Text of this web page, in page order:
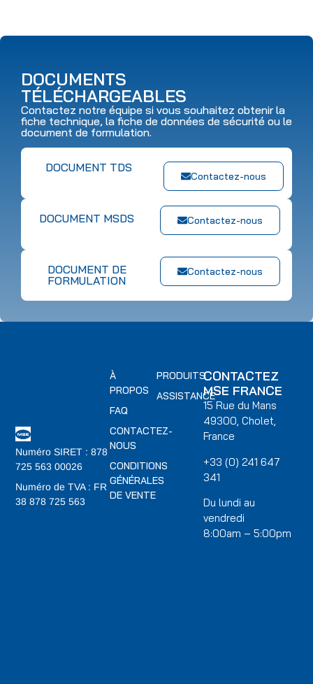
DOCUMENTS
TÉLÉCHARGEABLES
Contactez notre équipe si vous souhaitez obtenir la
fiche technique, la fiche de données de sécurité ou le
document de formulation.
Contactez-nous
DOCUMENT TDS
Contactez-nous
DOCUMENT MSDS
Contactez-nous
DOCUMENT DE
FORMULATION
Numéro SIRET : 878
725 563 00026
Numéro de TVA : FR
38 878 725 563
PRODUITS
ASSISTANCE
À
PROPOS
FAQ
CONTACTEZ-
NOUS
CONDITIONS
GÉNÉRALES
DE VENTE
CONTACTEZ
MSE FRANCE
15 Rue du Mans
49300, Cholet,
France
+33 (0) 241 647
341
Du lundi au
vendredi
8:00am – 5:00pm